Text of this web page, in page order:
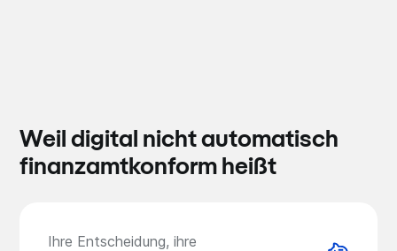
Weil digital nicht automatisch
finanzamtkonform heißt
Ihre Entscheidung, ihre